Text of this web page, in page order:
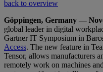
back to overview
Göppingen, Germany —
global leader in digital
Gartner IT Symposium in
Access. The new feature in
Tensor, allows manufacturers
remotely work on machines